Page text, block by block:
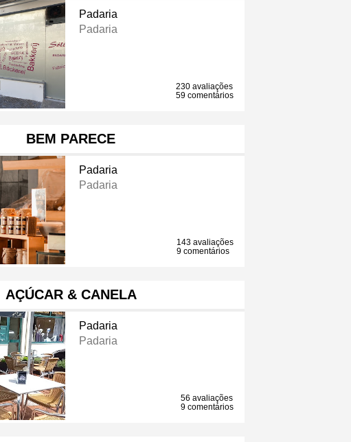
Padaria
Padaria
230 avaliações
59 comentários
BEM PARECE
Padaria
Padaria
143 avaliações
9 comentários
AÇÚCAR & CANELA
Padaria
Padaria
56 avaliações
9 comentários